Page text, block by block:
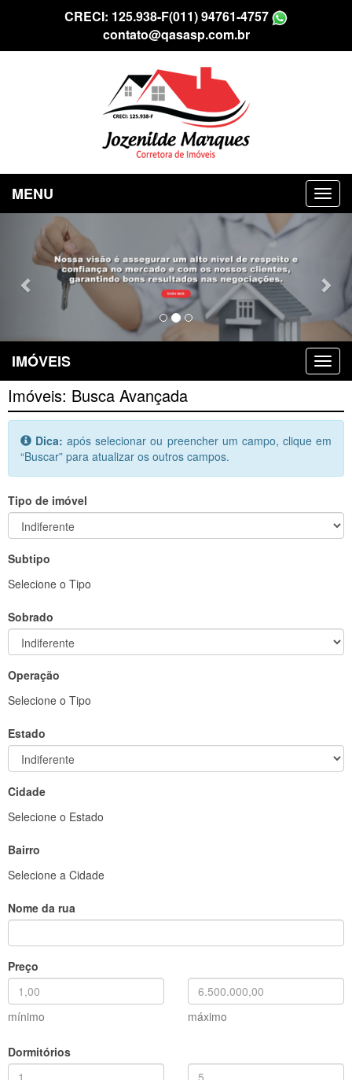
CRECI: 125.938-F(011) 94761-4757
contato@qasasp.com.br
MENU
Previous
IMÓVEIS
Imóveis: Busca Avançada
Dica: após selecionar ou preencher um campo, clique em
“Buscar” para atualizar os outros campos.
Tipo de imóvel
Subtipo
Selecione o Tipo
Sobrado
Operação
Selecione o Tipo
Estado
Cidade
Selecione o Estado
Bairro
Selecione a Cidade
Nome da rua
Preço
mínimo máximo
Dormitórios